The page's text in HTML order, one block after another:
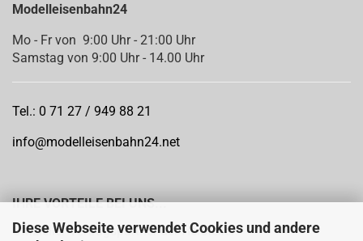
Diese Webseite verwendet Cookies und andere
Modelleisenbahn24
Mo - Fr von 9:00 Uhr - 21:00 Uhr
Samstag von 9:00 Uhr - 14.00 Uhr
Tel.: 0 71 27 / 949 88 21
info@modelleisenbahn24.net
IHRE VORTEILE BEI UNS...
Offizieller Vertragspartner der Hersteller: